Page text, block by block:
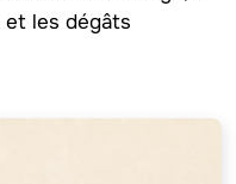
et les dégâts